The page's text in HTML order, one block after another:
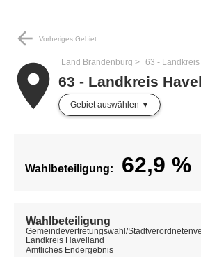
arrow_back Vorheriges Gebiet
placeLand Brandenburg 63 -
63 - Landkreis
Gebiet auswählen
Wahlbeteiligung: 62,9 %
Wahlbeteiligung
Gemeindevertretungswahl/
Landkreis Havelland
Amtliches Endergebnis